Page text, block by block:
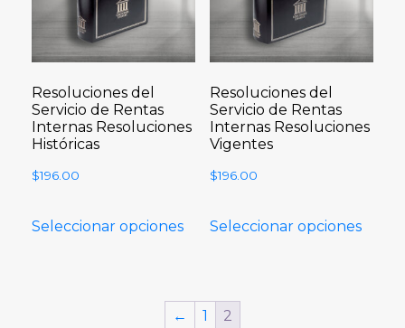
Resoluciones del
Servicio de Rentas
Internas Resoluciones
Históricas
$196.00
Seleccionar opciones
Resoluciones del
Servicio de Rentas
Internas Resoluciones
Vigentes
$196.00
Seleccionar opciones
← 1 2